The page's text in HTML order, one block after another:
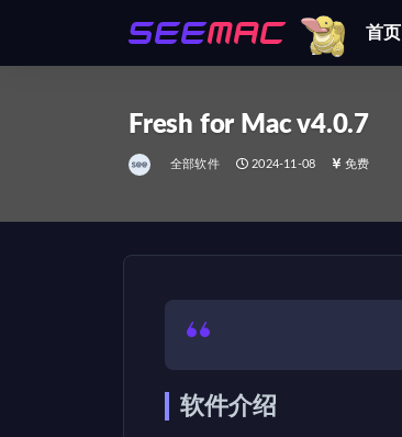
首页
Fresh for Mac v4.0.7
全部软件 2024-11-08 免费
软件介绍